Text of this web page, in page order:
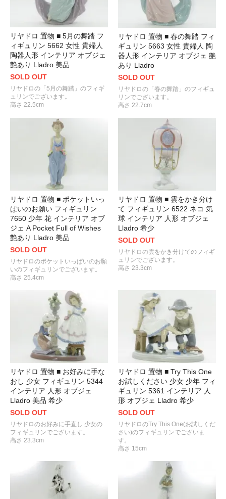
リヤドロ 置物 ■ 5月の舞踏 フ
ィギュリン 5662 女性 貴婦人
陶器人形 インテリア オブジェ
艶あり Lladro 美品
SOLD OUT
リヤドロの「5月の舞踏」のフィギ
ュリンでございます。
高さ 22.5cm
リヤドロ 置物 ■ 春の舞踏 フィ
ギュリン 5663 女性 貴婦人 陶
器人形 インテリア オブジェ 艶
あり Lladro
SOLD OUT
リヤドロの「春の舞踏」のフィギュ
リンでございます。
高さ 22.7cm
リヤドロ 置物 ■ ポケットいっ
ぱいのお願い フィギュリン
7650 少年 花 インテリア オブ
ジェ A Pocket Full of Wishes
艶あり Lladro 美品
SOLD OUT
リヤドロのポケットいっぱいのお願
いのフィギュリンでございます。
高さ 25.4cm
リヤドロ 置物 ■ 雲をかき分け
て フィギュリン 6522 ネコ 気
球 インテリア 人形 オブジェ
Lladro 希少
SOLD OUT
リヤドロの雲をかき分けてのフィギ
ュリンでございます。
高さ 23.3cm
リヤドロ 置物 ■ お好みに手な
おし 少女 フィギュリン 5344
インテリア 人形 オブジェ
Lladro 美品 希少
SOLD OUT
リヤドロのお好みに手直し 少女の
フィギュリンでございます。
高さ 23.3cm
リヤドロ 置物 ■ Try This One
お試しください 少女 少年 フィ
ギュリン 5361 インテリア 人
形 オブジェ Lladro 希少
SOLD OUT
リヤドロのTry This One(お試しくだ
さい)のフィギュリンでございま
す。
高さ 15cm